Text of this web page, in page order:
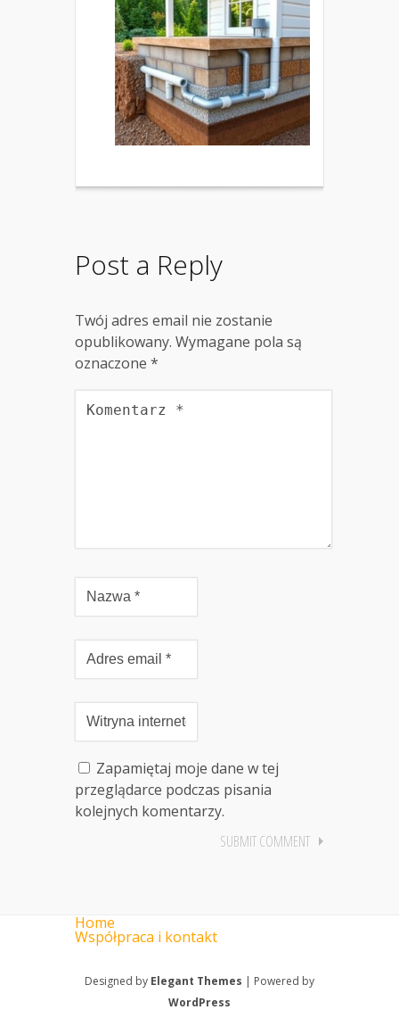
Post a Reply
Twój adres email nie zostanie
opublikowany. Wymagane pola są
oznaczone *
Zapamiętaj moje dane w tej
przeglądarce podczas pisania
kolejnych komentarzy.
Home
Współpraca i kontakt
Designed by Elegant Themes | Powered by
WordPress